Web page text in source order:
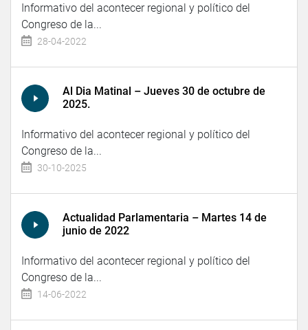
Informativo del acontecer regional y político del
Congreso de la...
28-04-2022
Al Dia Matinal – Jueves 30 de octubre de
2025.
Informativo del acontecer regional y político del
Congreso de la...
30-10-2025
Actualidad Parlamentaria – Martes 14 de
junio de 2022
Informativo del acontecer regional y político del
Congreso de la...
14-06-2022